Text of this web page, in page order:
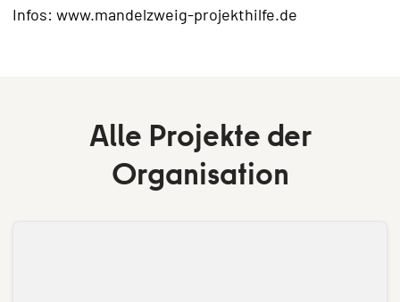
Infos: www.mandelzweig-projekthilfe.de
Alle Projekte der
Organisation